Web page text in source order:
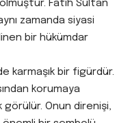
Fatih Sultan
zamanda siyasi
bir hükümdar
karmaşık bir figürdür.
korumaya
görülür. Onun direnişi,